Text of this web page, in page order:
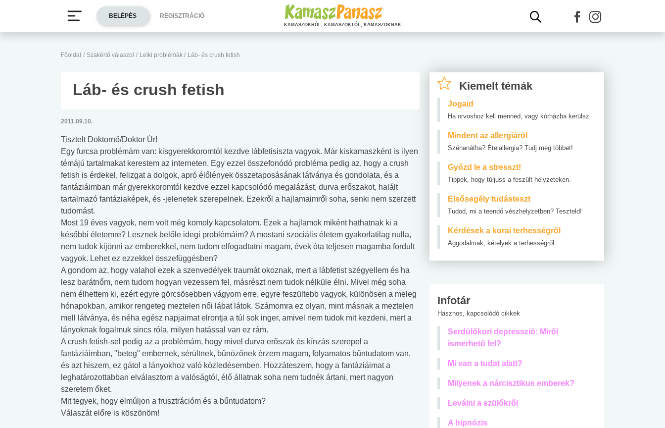
Főoldal / Szakértő válaszol / Lelki problémák / Láb- és crush fetish
Láb- és crush fetish
2011.09.10.
Tisztelt Doktornő/Doktor Úr!
Egy furcsa problémám van: kisgyerekkoromtól kezdve lábfetisiszta vagyok. Már kiskamaszként is ilyen
témájú tartalmakat kerestem az interneten. Egy ezzel összefonódó probléma pedig az, hogy a crush
fetish is érdekel, felizgat a dolgok, apró élőlények összetaposásának látványa és gondolata, és a
fantáziáimban már gyerekkoromtól kezdve ezzel kapcsolódó megalázást, durva erőszakot, halált
tartalmazó fantáziaképek, és -jelenetek szerepelnek. Ezekről a hajlamaimről soha, senki nem szerzett
tudomást.
Most 19 éves vagyok, nem volt még komoly kapcsolatom. Ezek a hajlamok miként hathatnak ki a
későbbi életemre? Lesznek belőle idegi problémáim? A mostani szociális életem gyakorlatilag nulla,
nem tudok kijönni az emberekkel, nem tudom elfogadtatni magam, évek óta teljesen magamba fordult
vagyok. Lehet ez ezzekkel összefüggésben?
A gondom az, hogy valahol ezek a szenvedélyek traumát okoznak, mert a lábfetist szégyellem és ha
lesz barátnőm, nem tudom hogyan vezessem fel, másrészt nem tudok nélküle élni. Mivel még soha
nem élhettem ki, ezért egyre görcsösebben vágyom erre, egyre feszültebb vagyok, különösen a meleg
hónapokban, amikor rengeteg meztelen női lábat látok. Számomra ez olyan, mint másnak a meztelen
mell látványa, és néha egész napjaimat elrontja a túl sok inger, amivel nem tudok mit kezdeni, mert a
lányoknak fogalmuk sincs róla, milyen hatással van ez rám.
A crush fetish-sel pedig az a problémám, hogy mivel durva erőszak és kínzás szerepel a
fantáziáimban, "beteg" embernek, sérültnek, bűnözőnek érzem magam, folyamatos bűntudatom van,
és azt hiszem, ez gátol a lányokhoz való közledésemben. Hozzáteszem, hogy a fantáziáimat a
leghatározottabban elválasztom a valóságtól, élő állatnak soha nem tudnék ártani, mert nagyon
szeretem őket.
Mit tegyek, hogy elmúljon a frusztrációm és a bűntudatom?
Válaszát előre is köszönöm!
Kiemelt témák
Jogaid
Ha orvoshoz kell menned, vagy kórházba kerülsz
Mindent az allergiáról
Szénanátha? Ételallergia? Tudj meg többet!
Győzd le a stresszt!
Tippek, hogy túljuss a feszült helyzeteken.
Elsősegély tudásteszt
Tudod, mi a teendő vészhelyzetben? Teszteld!
Kérdések a korai terhességről
Aggodalmak, kételyek a terhességről
Infotár
Hasznos, kapcsolódó cikkek
Serdülőkori depresszió: Miről
ismerhető fel?
Mi van a tudat alatt?
Milyenek a nárcisztikus emberek?
Leválni a szülőkről
A hipnózis
BELÉPÉS REGISZTRÁCIÓ
KAMASZOKRÓL, KAMASZOKTÓL, KAMASZOKNAK